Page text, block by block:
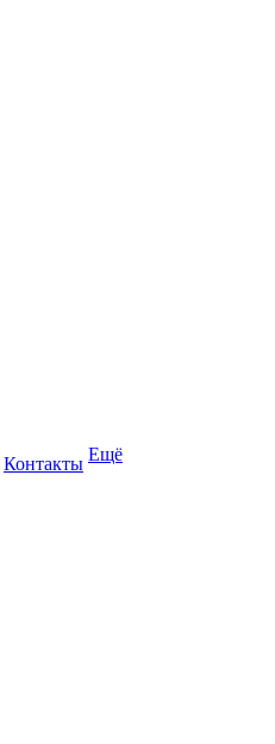
Контакты Ещё